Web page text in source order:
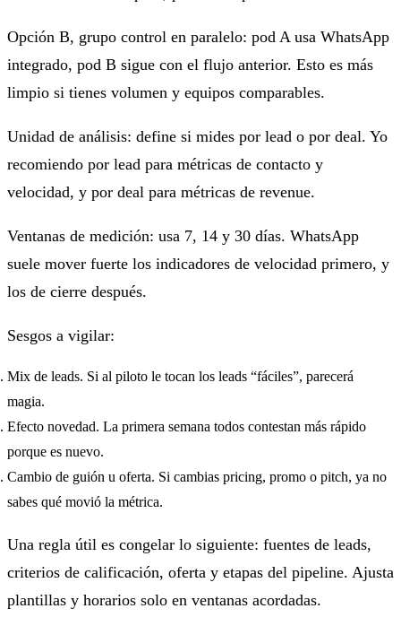
Opción B, grupo control en paralelo: pod A usa WhatsApp
integrado, pod B sigue con el flujo anterior. Esto es más
limpio si tienes volumen y equipos comparables.
Unidad de análisis: define si mides por lead o por deal. Yo
recomiendo por lead para métricas de contacto y
velocidad, y por deal para métricas de revenue.
Ventanas de medición: usa 7, 14 y 30 días. WhatsApp
suele mover fuerte los indicadores de velocidad primero, y
los de cierre después.
Sesgos a vigilar:
Mix de leads. Si al piloto le tocan los leads “fáciles”, parecerá
magia.
Efecto novedad. La primera semana todos contestan más rápido
porque es nuevo.
Cambio de guión u oferta. Si cambias pricing, promo o pitch, ya no
sabes qué movió la métrica.
Una regla útil es congelar lo siguiente: fuentes de leads,
criterios de calificación, oferta y etapas del pipeline. Ajusta
plantillas y horarios solo en ventanas acordadas.